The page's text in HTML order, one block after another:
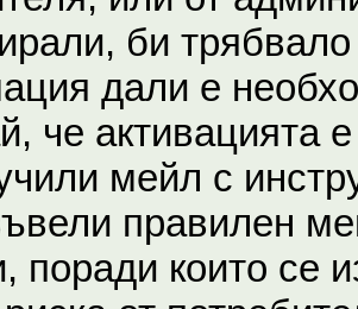
би
дали е
че активацията
мейл с
правилен
поради които се